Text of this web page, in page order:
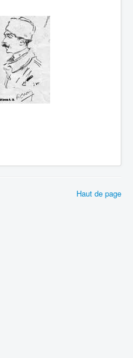
Haut de page